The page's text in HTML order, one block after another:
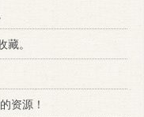
。
资源！